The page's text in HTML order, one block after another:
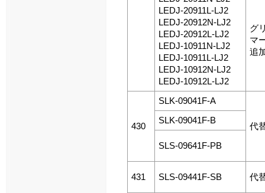
LEDJ-20911L-LJ2
LEDJ-20912N-LJ2
LEDJ-20912L-LJ2
LEDJ-10911N-LJ2
LEDJ-10911L-LJ2
LEDJ-10912N-LJ2
LEDJ-10912L-LJ2
グ
マ
追
430
SLK-09041F-A
代
SLK-09041F-B
SLS-09641F-PB
431 SLS-09441F-SB 代